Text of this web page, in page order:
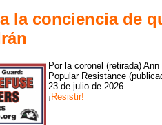
la conciencia de
Por la coronel (retirada)
Popular Resistance
23 de julio de 2026
¡ Resistir!